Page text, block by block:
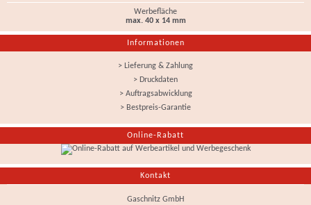
Werbefläche
max. 40 x 14 mm
Informationen
> Lieferung & Zahlung
> Druckdaten
> Auftragsabwicklung
> Bestpreis-Garantie
Online-Rabatt
Kontakt
Gaschnitz GmbH